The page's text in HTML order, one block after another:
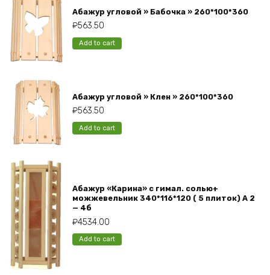
Абажур угловой » Бабочка » 260*100*360
₽563.50
Add to cart
Абажур угловой » Клен » 260*100*360
₽563.50
Add to cart
Абажур «Карина» с гимал. солью+
можжевельник 340*116*120 ( 5 плиток) А 2
— 4б
₽4534.00
Add to cart